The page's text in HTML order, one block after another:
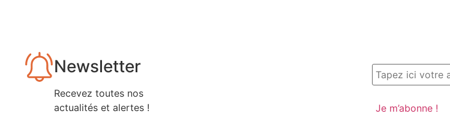
Newsletter
Recevez toutes nos
actualités et alertes !